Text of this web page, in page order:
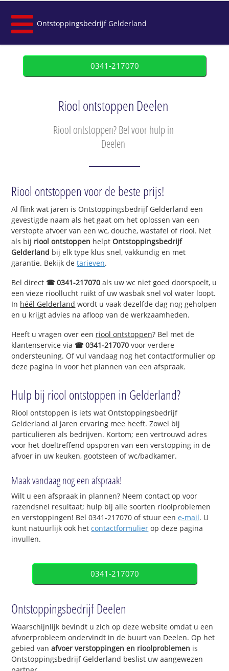
Ontstoppingsbedrijf Gelderland
0341-217070
Riool ontstoppen Deelen
Riool ontstoppen? Bel voor hulp in
Deelen
Riool ontstoppen voor de beste prijs!
Al flink wat jaren is Ontstoppingsbedrijf Gelderland een
gevestigde naam als het gaat om het oplossen van een
verstopte afvoer van een wc, douche, wastafel of riool. Net
als bij riool ontstoppen helptOntstoppingsbedrijf
Gelderland bij elk type klus snel, vakkundig en met
garantie. Bekijk detarieven.
Bel direct ☎ 0341-217070 als uw wc niet goed doorspoelt, u
een vieze rioollucht ruikt of uw wasbak snel vol water loopt.
In héél Gelderland wordt u vaak dezelfde dag nog geholpen
en u krijgt advies na afloop van de werkzaamheden.
Heeft u vragen over een riool ontstoppen? Bel met de
klantenservice via ☎ 0341-217070 voor verdere
ondersteuning. Of vul vandaag nog het contactformulier op
deze pagina in voor het plannen van een afspraak.
Hulp bij riool ontstoppen in Gelderland?
Riool ontstoppen is iets wat Ontstoppingsbedrijf
Gelderland al jaren ervaring mee heeft. Zowel bij
particulieren als bedrijven. Kortom; een vertrouwd adres
voor het doeltreffend opsporen van een verstopping in de
afvoer in uw keuken, gootsteen of wc/badkamer.
Maak vandaag nog een afspraak!
Wilt u een afspraak in plannen? Neem contact op voor
razendsnel resultaat; hulp bij alle soorten rioolproblemen
en verstoppingen! Bel 0341-217070 of stuur eene-mail. U
kunt natuurlijk ook hetcontactformulier op deze pagina
invullen.
0341-217070
Ontstoppingsbedrijf Deelen
Waarschijnlijk bevindt u zich op deze website omdat u een
afvoerprobleem ondervindt in de buurt van Deelen. Op het
gebied vanafvoer verstoppingen en rioolproblemen is
Ontstoppingsbedrijf Gelderland beslist uw aangewezen